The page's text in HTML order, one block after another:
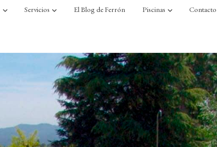
Servicios El Blog de Ferrón Piscinas Contacto